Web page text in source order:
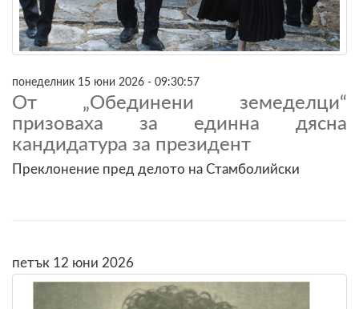
понеделник 15 юни 2026 - 09:30:57
От „Обединени земеделци“
призоваха за единна дясна
кандидатура за президент
Преклонение пред делото на Стамболийски
петък 12 юни 2026